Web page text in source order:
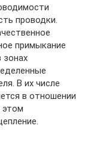
проводки.
примыкание
зонах
В их числе
в отношении